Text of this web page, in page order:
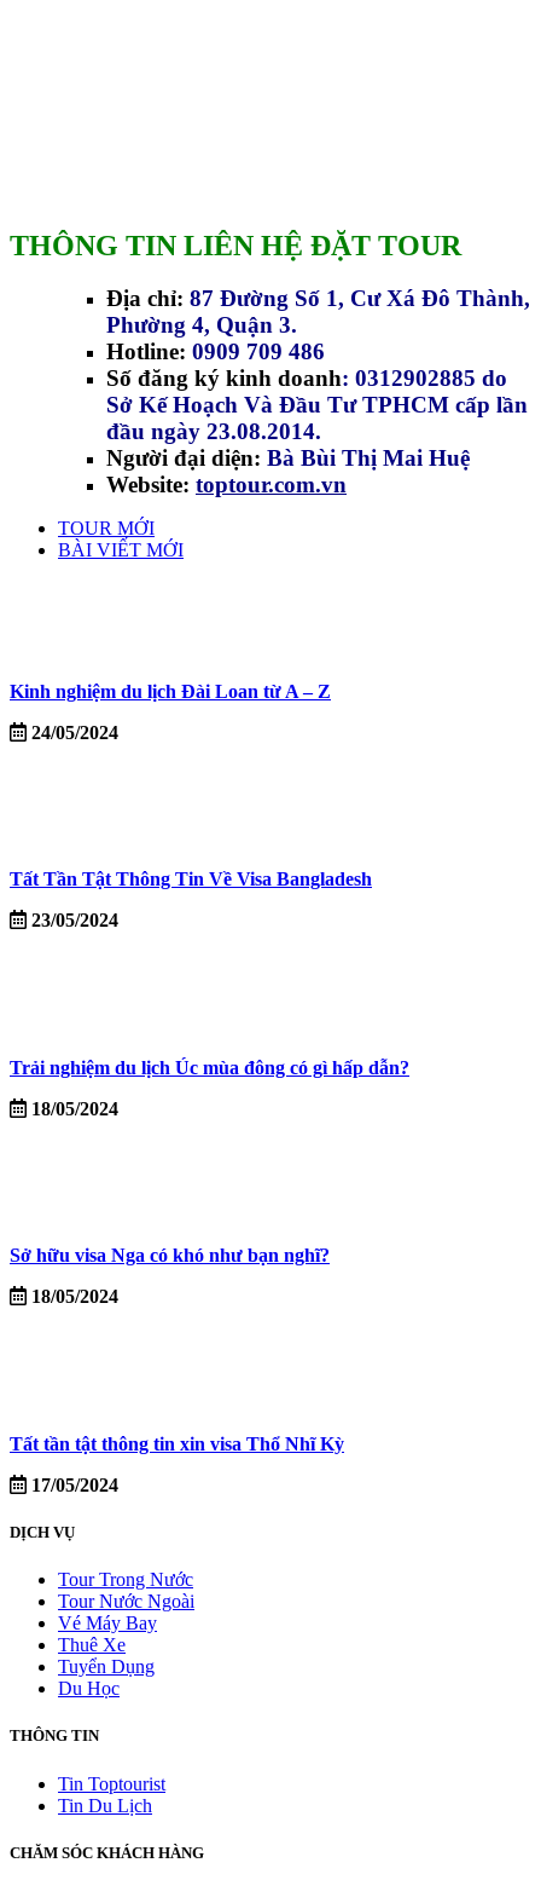
THÔNG TIN LIÊN HỆ ĐẶT TOUR
Địa chỉ: 87 Đường Số 1, Cư Xá Đô Thành,
Phường 4, Quận 3.
Hotline: 0909 709 486
Số đăng ký kinh doanh: 0312902885 do
Sở Kế Hoạch Và Đầu Tư TPHCM cấp lần
đầu ngày 23.08.2014.
Người đại diện: Bà Bùi Thị Mai Huệ
Website: toptour.com.vn
TOUR MỚI
BÀI VIẾT MỚI
Kinh nghiệm du lịch Đài Loan từ A – Z
24/05/2024
Tất Tần Tật Thông Tin Về Visa Bangladesh
23/05/2024
Trải nghiệm du lịch Úc mùa đông có gì hấp dẫn?
18/05/2024
Sở hữu visa Nga có khó như bạn nghĩ?
18/05/2024
Tất tần tật thông tin xin visa Thổ Nhĩ Kỳ
17/05/2024
DỊCH VỤ
Tour Trong Nước
Tour Nước Ngoài
Vé Máy Bay
Thuê Xe
Tuyển Dụng
Du Học
THÔNG TIN
Tin Toptourist
Tin Du Lịch
CHĂM SÓC KHÁCH HÀNG